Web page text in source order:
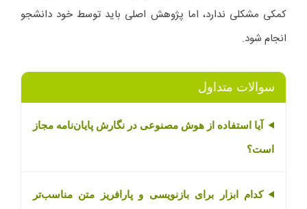
کمکی مشکلی ندارد، اما پژوهش اصلی باید توسط خود دانشجو
انجام شود.
سوالات متداول
آیا استفاده از هوش مصنوعی در نگارش پایان‌نامه مجاز
است؟
کدام ابزار برای بازنویسی و پارافریز متن مناسب‌تر